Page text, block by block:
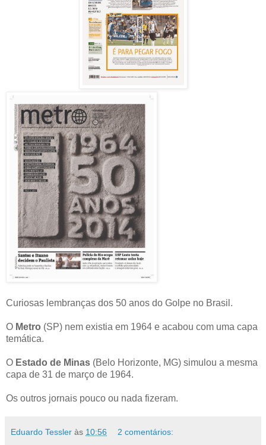
Curiosas lembranças dos 50 anos do Golpe no Brasil.
O Metro (SP) nem existia em 1964 e acabou com uma capa
temática.
O Estado de Minas (Belo Horizonte, MG) simulou a mesma
capa de 31 de março de 1964.
Os outros jornais pouco ou nada fizeram.
Eduardo Tessler às 10:56 2 comentários: